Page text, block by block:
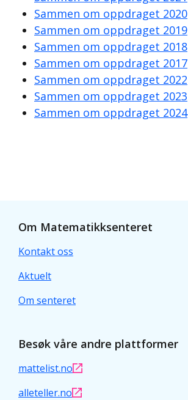
Sammen om oppdraget 2020
Sammen om oppdraget 2019
Sammen om oppdraget 2018
Sammen om oppdraget 2017
Sammen om oppdraget 2022
Sammen om oppdraget 2023
Sammen om oppdraget 2024
Om Matematikksenteret
Kontakt oss
Aktuelt
Om senteret
Besøk våre andre plattformer
mattelist.no
alleteller.no